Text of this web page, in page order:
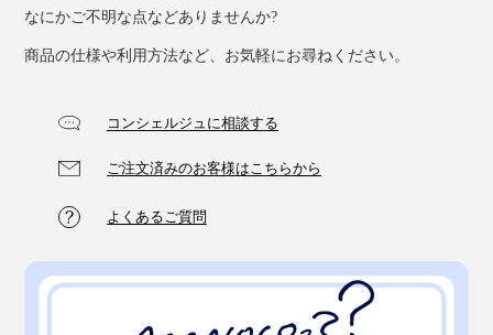
さりげなくさくらんぼの刺繍が施されているカバー生地
は、オーガニックコットン素材。
オーガニック・テキスタイルの 世界基準である「GOTS
さしいコットンです。
なにかご不明な点などありませんか?
商品の仕様や利用方法など、お気軽にお尋ねください。
コンシェルジュに相談する
ご注文済みのお客様はこちらから
よくあるご質問